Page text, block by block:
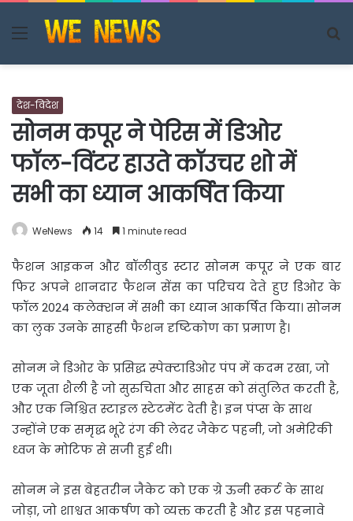
Menu
देश-विदेश
सोनम कपूर ने पेरिस में डिओर
फॉल-विंटर हाउते कॉउचर शो में
सभी का ध्यान आकर्षित किया
WeNews 14 1 minute read
फैशन आइकन और बॉलीवुड स्टार सोनम कपूर ने एक बार
फिर अपने शानदार फैशन सेंस का परिचय देते हुए डिओरके
फॉल 2024 कलेक्शन में सभी का ध्यान आकर्षित किया। सोनम
का लुक उनके साहसी फैशन दृष्टिकोण का प्रमाण है।
सोनम ने डिओर के प्रसिद्ध स्पेक्टाडिओर पंप में कदम रखा, जो
एक जूता शैली है जो सुरुचिता और साहस को संतुलित करती है,
और एक निश्चित स्टाइल स्टेटमेंट देती है। इन पंप्स के साथ
उन्होंने एक समृद्ध भूरे रंग की लेदर जैकेट पहनी, जो अमेरिकी
ध्वज के मोटिफ से सजी हुई थी।
सोनम ने इस बेहतरीन जैकेट को एक ग्रे ऊनी स्कर्ट के साथ
जोड़ा, जो शाश्वत आकर्षण को व्यक्त करती है और इस पहनावे